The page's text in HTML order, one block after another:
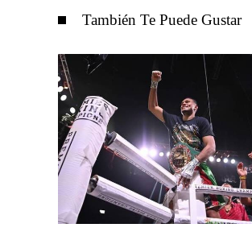
También Te Puede Gustar